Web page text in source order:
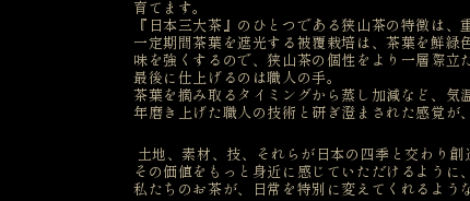
ョ
ン
:
育てます。
『日本三大茶』のひとつである狭山茶の特徴は、
一定期間茶葉を遮光する被覆栽培は、茶葉を鮮緑
味を強くするので、狭山茶の個性をより一層際立
最後に仕上げるのは職人の手。
茶葉を摘み取るタイミングから蒸し加減など、気
年磨き上げた職人の技術と研ぎ澄まされた感覚が
土地、素材、技、それらが日本の四季と交わり創
その価値をもっと身近に感じていただけるように
私たちのお茶が、日常を特別に変えてくれるよう